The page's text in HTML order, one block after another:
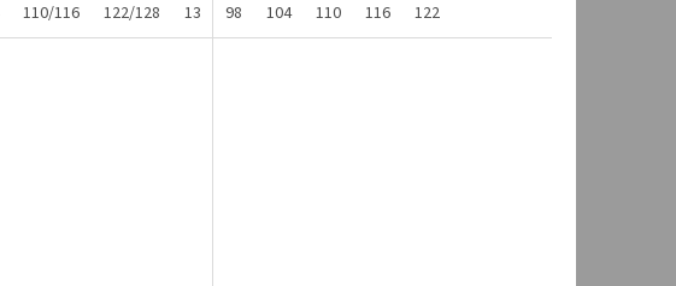
110/116 122/128 134/140
98 104 110 116 122